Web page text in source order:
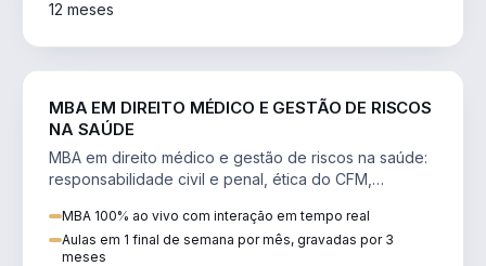
12 meses
MBA EM DIREITO MÉDICO E GESTÃO DE RISCOS
NA SAÚDE
MBA em direito médico e gestão de riscos na saúde:
responsabilidade civil e penal, ética do CFM,
MBA 100% ao vivo com interação em tempo real
Aulas em 1 final de semana por mês, gravadas por 3
meses